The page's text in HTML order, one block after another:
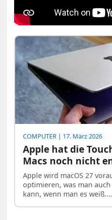
COMPUTER | 17. März 2026
Apple hat die
Macs noch nicht
Apple wird macOS 27
optimieren, was man auch
kann, wenn man es weiß.…